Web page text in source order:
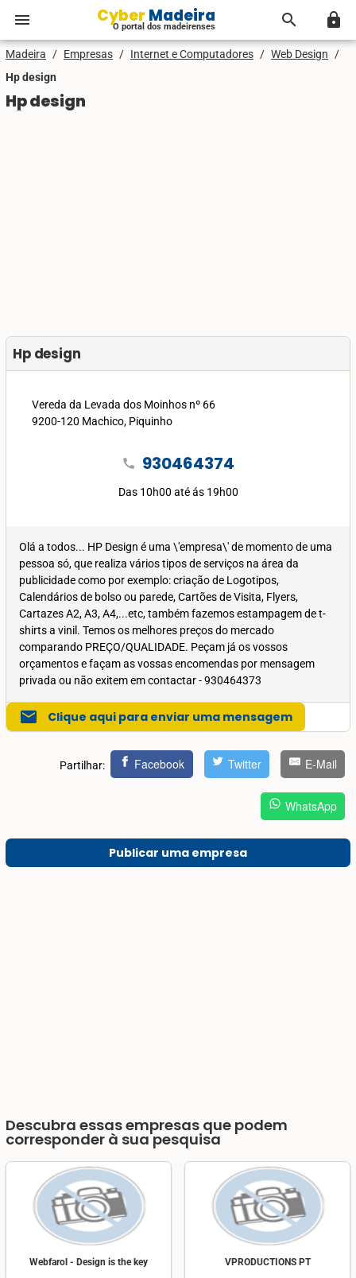
menu Cyber Madeira
O portal dos madeirenses search lock
Madeira / Empresas / Internet e Computadores / Web Design
/
Hp design
Hp design
Hp design
Vereda da Levada dos Moinhos nº 66
9200-120 Machico, Piquinho
call 930464374
Das 10h00 até ás 19h00
Olá a todos... HP Design é uma \'empresa\' de momento de uma
pessoa só, que realiza vários tipos de serviços na área da
publicidade como por exemplo: criação de Logotipos,
Calendários de bolso ou parede, Cartões de Visita, Flyers,
Cartazes A2, A3, A4,...etc, também fazemos estampagem de t-
shirts a vinil. Temos os melhores preços do mercado
comparando PREÇO/QUALIDADE. Peçam já os vossos
orçamentos e façam as vossas encomendas por mensagem
privada ou não exitem em contactar - 930464373
mail Clique aqui para enviar uma mensagem
Partilhar: Facebook Twitter E-Mail
WhatsApp
Publicar uma empresa
Descubra essas empresas que podem
corresponder à sua pesquisa
Webfarol - Design is the key VPRODUCTIONS PT